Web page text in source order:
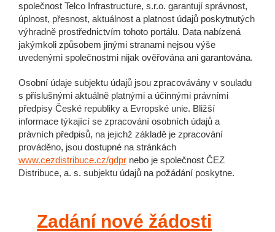
společnost Telco Infrastructure, s.r.o. garantují správnost,
úplnost, přesnost, aktuálnost a platnost údajů poskytnutých
výhradně prostřednictvím tohoto portálu. Data nabízená
jakýmkoli způsobem jinými stranami nejsou výše
uvedenými společnostmi nijak ověřována ani garantována.
Osobní údaje subjektu údajů jsou zpracovávány v souladu
s příslušnými aktuálně platnými a účinnými právními
předpisy České republiky a Evropské unie. Bližší
informace týkající se zpracování osobních údajů a
právních předpisů, na jejichž základě je zpracování
prováděno, jsou dostupné na stránkách
www.cezdistribuce.cz/gdpr nebo je společnost ČEZ
Distribuce, a. s. subjektu údajů na požádání poskytne.
Zadání nové žádosti